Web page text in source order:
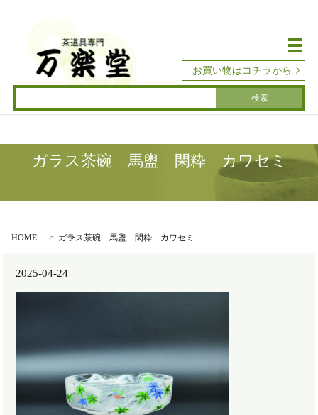
メ
お買い物はコチラから
ガラス茶碗 馬盥 閑粋 カワセミ
HOME ガラス茶碗 馬盥 閑粋 カワセミ
2025-04-24